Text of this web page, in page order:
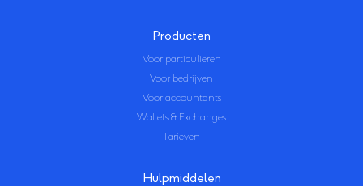
Producten
Voor particulieren
Voor bedrijven
Voor accountants
Wallets & Exchanges
Tarieven
Hulpmiddelen